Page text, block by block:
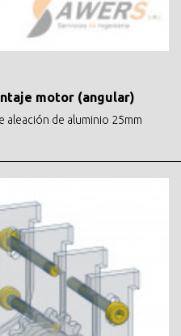
motor (angular)
aleación de aluminio 25mm